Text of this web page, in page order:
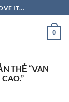
IT...
0
THẺ “VAN